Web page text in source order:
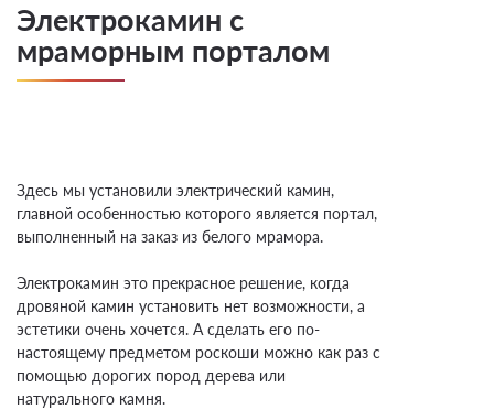
Электрокамин с
мраморным порталом
Здесь мы установили электрический камин,
главной особенностью которого является портал,
выполненный на заказ из белого мрамора.
Электрокамин это прекрасное решение, когда
дровяной камин установить нет возможности, а
эстетики очень хочется. А сделать его по-
настоящему предметом роскоши можно как раз с
помощью дорогих пород дерева или
натурального камня.